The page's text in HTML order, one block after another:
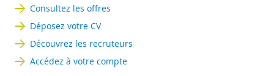
Consultez les offres
Déposez votre CV
Découvrez les recruteurs
Accédez à votre compte